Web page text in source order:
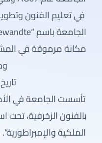
في تعليم الفنون
مكانة مرموقة في
تأسست الجامعة في
بالفنون الزخرفية،
الملكية